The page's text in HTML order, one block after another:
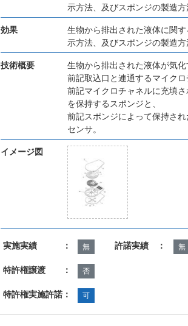
示方法、及びスポンジの製造方
効果
生物から排出された液体に関
示方法、及びスポンジの製造方
技術概要
生物から排出された液体が気
前記取込口と連通するマイク
前記マイクロチャネルに充填
を保持するスポンジと、
前記スポンジによって保持さ
センサ。
イメージ図
実施実績 ： 無 許諾実績 ： 無
特許権譲渡 ： 否
特許権実施許諾： 可